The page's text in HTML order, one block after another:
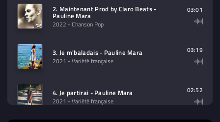
2. Maintenant Prod by Claro Beats -
Pauline Mara
2022 - Chanson Pop
03:01
3. Je m'baladais - Pauline Mara
2021 - Variété française
03:19
4. Je partirai - Pauline Mara
2021 - Variété française
02:52